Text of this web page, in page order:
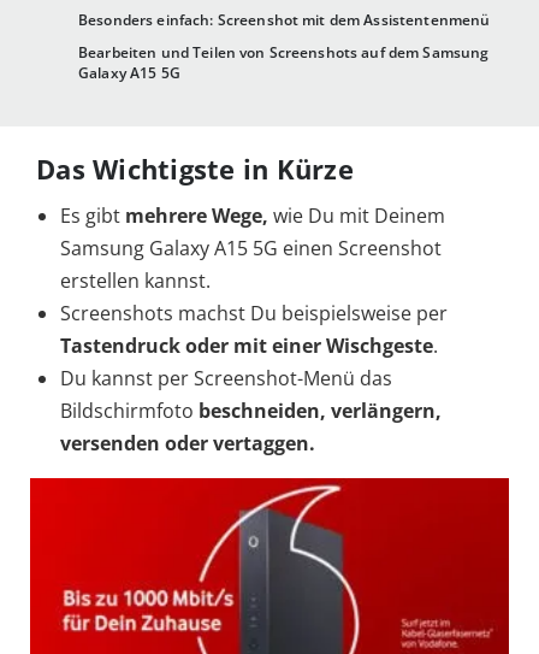
Besonders einfach: Screenshot mit dem Assistentenmenü
Bearbeiten und Teilen von Screenshots auf dem Samsung
Galaxy A15 5G
Das Wichtigste in Kürze
Es gibt mehrere Wege, wie Du mit Deinem
Samsung Galaxy A15 5G einen Screenshot
erstellen kannst.
Screenshots machst Du beispielsweise per
Tastendruckoder mit einerWischgeste.
Du kannst per Screenshot-Menü das
Bildschirmfoto beschneiden, verlängern,
versenden oder vertaggen.